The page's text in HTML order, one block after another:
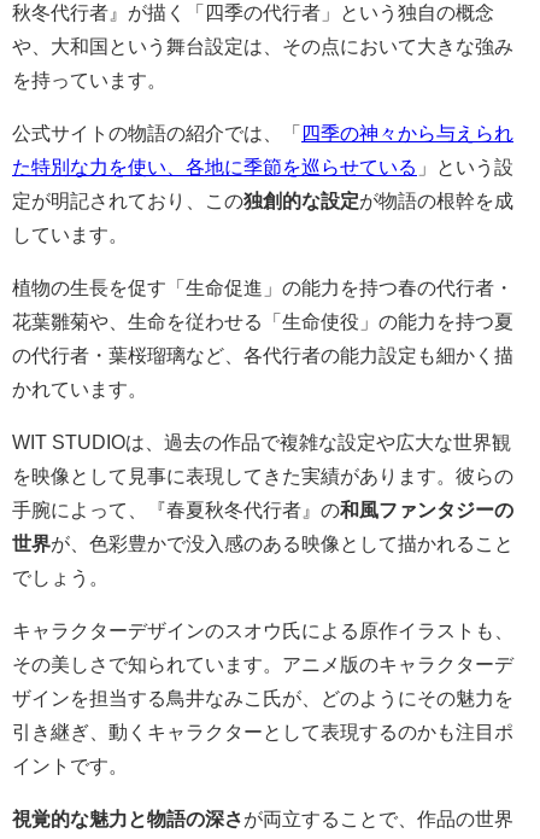
秋冬代行者』が描く「四季の代行者」という独自の概念
や、大和国という舞台設定は、その点において大きな強み
を持っています。
公式サイトの物語の紹介では、「四季の神々から与えられ
た特別な力を使い、各地に季節を巡らせている 」という設
定が明記されており、この独創的な設定が物語の根幹を成
しています。
植物の生長を促す「生命促進」の能力を持つ春の代行者・
花葉雛菊や、生命を従わせる「生命使役」の能力を持つ夏
の代行者・葉桜瑠璃など、各代行者の能力設定も細かく描
かれています。
WIT STUDIOは、過去の作品で複雑な設定や広大な世界観
を映像として見事に表現してきた実績があります。彼らの
手腕によって、『春夏秋冬代行者』の和風ファンタジーの
世界が、色彩豊かで没入感のある映像として描かれること
でしょう。
キャラクターデザインのスオウ氏による原作イラストも、
その美しさで知られています。アニメ版のキャラクターデ
ザインを担当する鳥井なみこ氏が、どのようにその魅力を
引き継ぎ、動くキャラクターとして表現するのかも注目ポ
イントです。
視覚的な魅力と物語の深さが両立することで、作品の世界